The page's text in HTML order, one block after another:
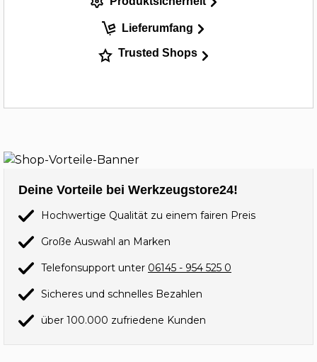
Lieferumfang
Trusted Shops
Deine Vorteile bei Werkzeugstore24!
Hochwertige Qualität zu einem fairen Preis
Große Auswahl an Marken
Telefonsupport unter 06145 - 954 525 0
Sicheres und schnelles Bezahlen
über 100.000 zufriedene Kunden